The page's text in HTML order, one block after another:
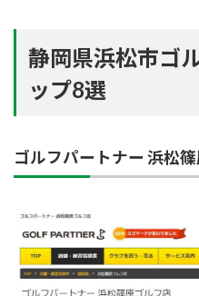
静岡県浜松市ゴ
ップ8選
ゴルフパートナー 浜松